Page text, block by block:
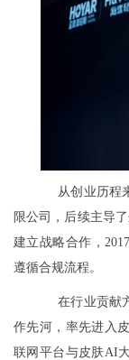
从创业历程
限公司，后续主导
建立战略合作，
遵循合规流程。
在行业贡献
作先河，率先进入
联网平台与皮肤AI